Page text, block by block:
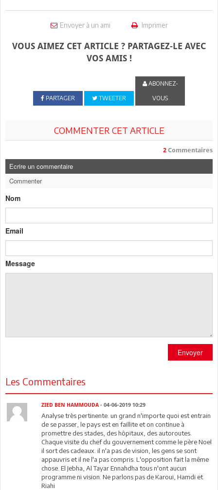
Envoyer à un ami Imprimer
VOUS AIMEZ CET ARTICLE ? PARTAGEZ-LE AVEC
VOS AMIS !
PARTAGER TWEETER
ABONNEZ-
VOUS
COMMENTER CET ARTICLE
2 Commentaires
Ecrire un commentaire
Commenter
Nom
Email
Message
Envoyer
Les Commentaires
ZIED BEN HAMMOUDA - 04-06-2019 10:29
Analyse très pertinente. un grand n'importe quoi est entrain
de se passer, le pays est en faillite et on continue à
promettre des stades, des hôpitaux, des autoroutes.
Chaque visite du chef du gouvernement comme le père Noel
il sort des cadeaux. il n'a pas de vision, les gens se sont
appauvris et il ne l'a pas compris. L'opposition fait la même
chose. El Jebha, Al Tayar Ennahdha tous n'ont aucun
programme ni vision. Ne parlons pas de Karoui, Hamdi et
Riahi